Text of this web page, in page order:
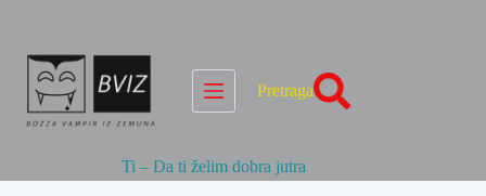
Pretraga
Ti – Da ti želim dobra jutra